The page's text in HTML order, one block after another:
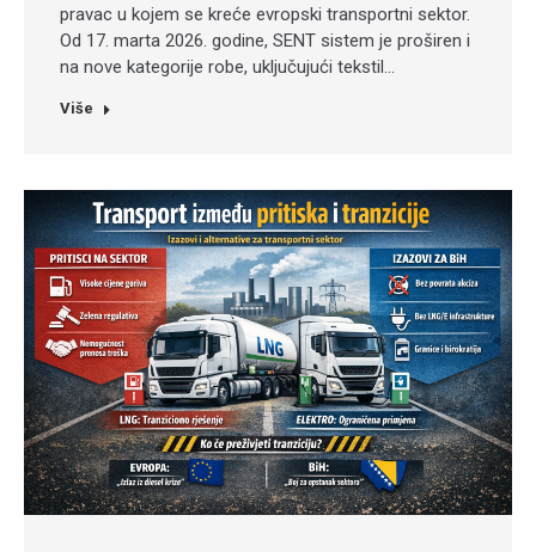
pravac u kojem se kreće evropski transportni sektor.
Od 17. marta 2026. godine, SENT sistem je proširen i
na nove kategorije robe, uključujući tekstil…
Više